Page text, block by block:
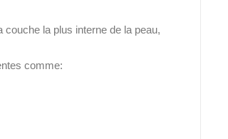
la plus interne de la peau,
comme: